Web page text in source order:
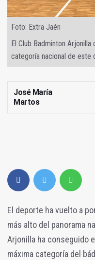
Foto: Extra Jaén
El Club Badminton
categoría nacional de este
José María
Martos
El deporte ha vuelto a
más alto del panorama
Arjonilla ha conseguido
máxima categoría del